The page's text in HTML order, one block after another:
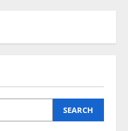
SEARCH